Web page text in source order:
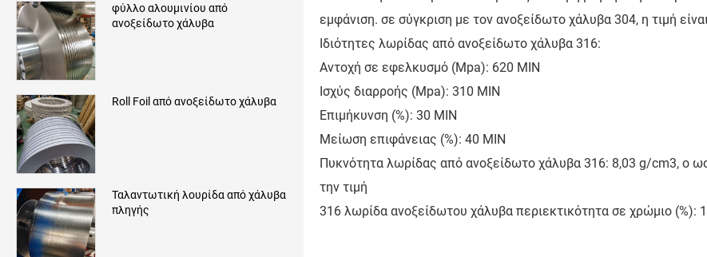
φύλλο αλουμινίου από
ανοξείδωτο χάλυβα
Roll Foil από ανοξείδωτο χάλυβα
Ταλαντωτική λουρίδα από χάλυβα
πληγής
εμφάνιση. σε σύγκριση με τον ανοξείδωτο χάλυβα 304, η τιμή
Ιδιότητες λωρίδας από ανοξείδωτο χάλυβα 316:
Αντοχή σε εφελκυσμό (Mpa): 620 MIN
Ισχύς διαρροής (Mpa): 310 MIN
Επιμήκυνση (%): 30 MIN
Μείωση επιφάνειας (%): 40 MIN
Πυκνότητα λωρίδας από ανοξείδωτο χάλυβα 316: 8,03 g/cm3, ο
την τιμή
316 λωρίδα ανοξείδωτου χάλυβα περιεκτικότητα σε χρώμιο (%):